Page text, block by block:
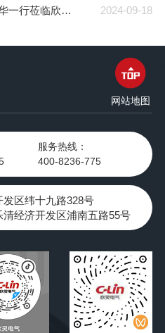
2024-09-18
农工党浙江省委会主委葛明华一行莅临欣灵电气考察调研
网站地图
服务热线：
400-8236-775
区纬十九路328号
经济开发区浦南五路55号